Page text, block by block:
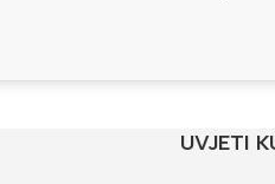
UVJETI